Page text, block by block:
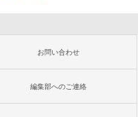
お問い合わせ
編集部へのご連絡